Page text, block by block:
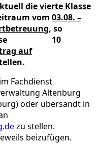
die vierte Klasse
vom 03.08. –
, so
diese 10
auf
Fachdienst
Altenburg
oder übersandt in
zu stellen.
beizufügen.